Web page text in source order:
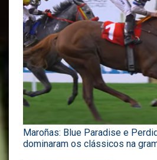
Maroñas: Blue Paradise e
dominaram os clássicos na